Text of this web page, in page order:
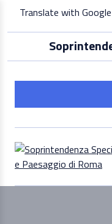
content
Translate with Google